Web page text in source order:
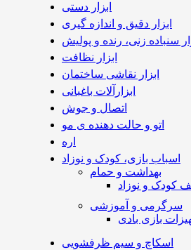
ابزار دستی
ابزار دقیق و اندازه گیری
سنباده زنی، رنده و پولیش
ابزار نظافت
ابزار نقاشی ساختمان
ابزارآلات باغبانی
اتصال و جوش
اتو و حالت دهنده ی مو
اره
اسباب بازی، کودک و نوزاد
بهداشت و حمام
کودک و نوزاد
سرگرمی و آموزشی
بازی بادی
اسکاچ و سیم ظرفشویی